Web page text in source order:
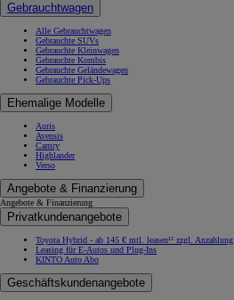
Gebrauchtwagen
Alle Gebrauchtwagen
Gebrauchte SUVs
Gebrauchte Kleinwagen
Gebrauchte Kombis
Gebrauchte Geländewagen
Gebrauchte Pick-Ups
Ehemalige Modelle
Auris
Avensis
Camry
Highlander
Verso
Angebote & Finanzierung
Angebote & Finanzierung
Privatkundenangebote
Toyota Hybrid - ab 145 € mtl. leasen¹² zzgl. Anzahlung
Leasing für E-Autos und Plug-Ins
KINTO Auto Abo
Geschäftskundenangebote